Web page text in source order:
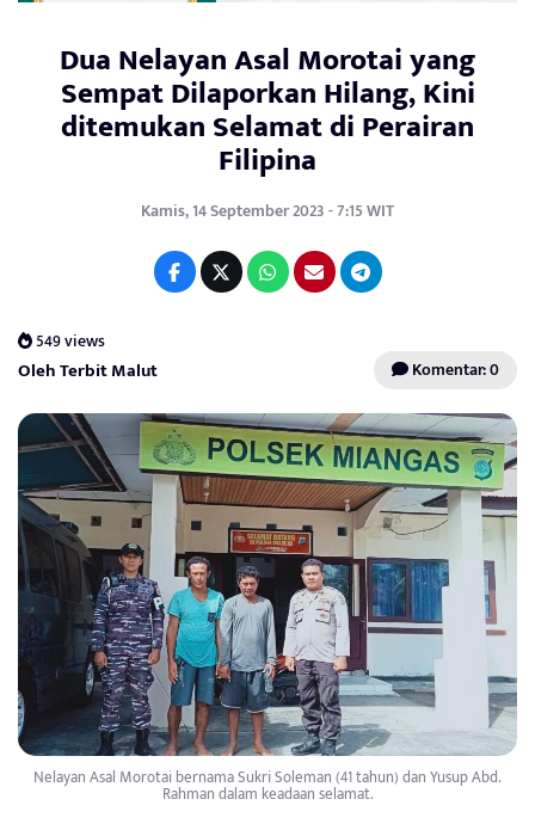
Dua Nelayan Asal Morotai yang
Sempat Dilaporkan Hilang, Kini
ditemukan Selamat di Perairan
Filipina
Kamis, 14 September 2023 - 7:15 WIT
549 views
Oleh Terbit Malut Komentar: 0
Nelayan Asal Morotai bernama Sukri Soleman (41 tahun) dan Yusup Abd.
Rahman dalam keadaan selamat.